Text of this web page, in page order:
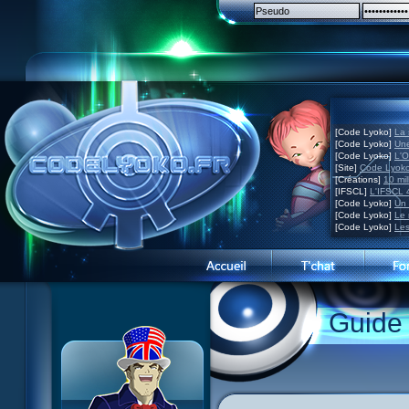
[Code Lyoko] La
[Code Lyoko]
[Code Lyoko]
[Site] Code
[Créations] 10
[IFSCL] L'IFSCL
[Code Lyoko] Un
[Code Lyoko] Le
[Code Lyoko]